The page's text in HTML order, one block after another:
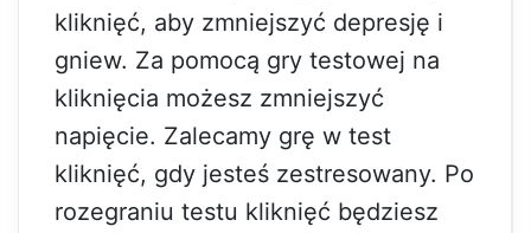
kliknięć, aby zmniejszyć depresję i
gniew. Za pomocą gry testowej na
kliknięcia możesz zmniejszyć
napięcie. Zalecamy grę w test
kliknięć, gdy jesteś zestresowany. Po
rozegraniu testu kliknięć będziesz